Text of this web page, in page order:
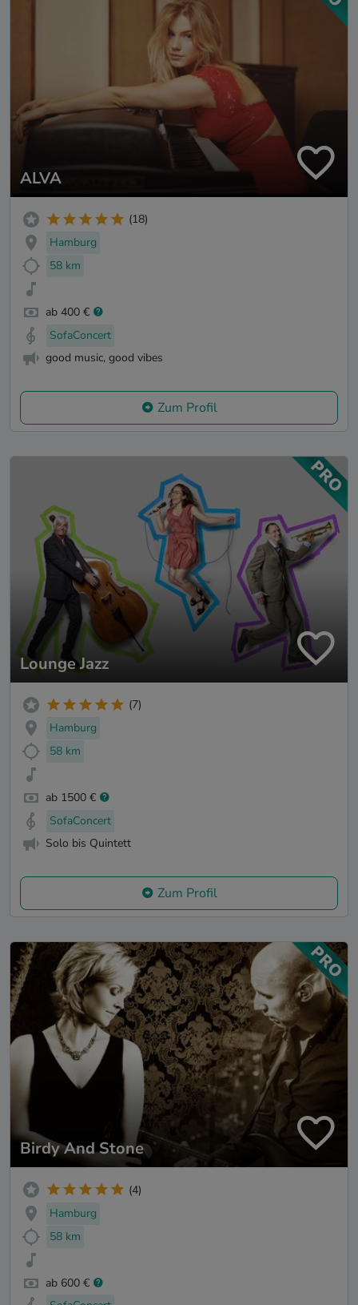
ALVA
(18)
Hamburg
58 km
ab 400 €
SofaConcert
good music, good vibes
Zum Profil
Lounge Jazz
(7)
Hamburg
58 km
ab 1500 €
SofaConcert
Solo bis Quintett
Zum Profil
Birdy And Stone
(4)
Hamburg
58 km
ab 600 €